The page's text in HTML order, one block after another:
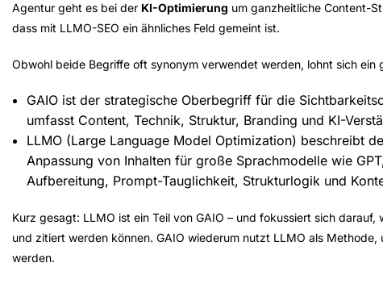
Agentur geht es bei der KI-Optimierung um ganzheitliche Content-
dass mit LLMO-SEO ein ähnliches Feld gemeint ist.
Obwohl beide Begriffe oft synonym verwendet werden, lohnt sich ein
GAIOist der strategische Oberbegrifffür die
umfasst Content, Technik, Struktur, Branding und KI-
LLMO(Large Language Model Optimization) beschreibt
Anpassung von Inhalten für große Sprachmodelle wie
Aufbereitung, Prompt-Tauglichkeit, Strukturlogik und
Kurz gesagt: LLMO ist ein Teil von GAIO – und fokussiert sich darauf,
und zitiert werden können. GAIO wiederum nutzt LLMO als
werden.